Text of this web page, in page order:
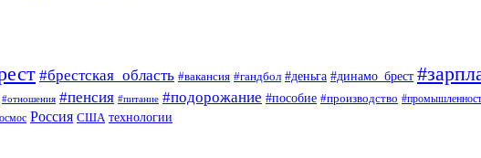
#брестская_область #вакансия #гандбол #деньга #динамо_брест
#отношения #пенсия #питание #подорожание #пособие #производство
Россия США технологии